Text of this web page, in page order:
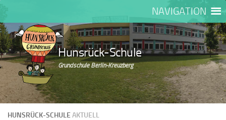
NAVIGATION
Hunsrück-Schule
Grundschule Berlin-Kreuzberg
HUNSRÜCK-SCHULEAKTUELL